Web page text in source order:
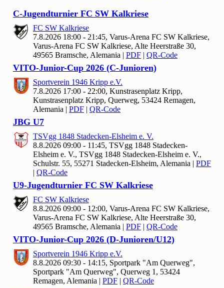
C-Jugendturnier FC SW Kalkriese
FC SW Kalkriese
7.8.2026 18:00 - 21:45, Varus-Arena FC SW Kalkriese,
Varus-Arena FC SW Kalkriese, Alte Heerstraße 30,
49565 Bramsche, Alemania | PDF | QR-Code
VITO-Junior-Cup 2026 (C-Junioren)
Sportverein 1946 Kripp e.V.
7.8.2026 17:00 - 22:00, Kunstrasenplatz Kripp,
Kunstrasenplatz Kripp, Querweg, 53424 Remagen,
Alemania | PDF | QR-Code
JBG U7
TSVgg 1848 Stadecken-Elsheim e. V.
8.8.2026 09:00 - 11:45, TSVgg 1848 Stadecken-
Elsheim e. V., TSVgg 1848 Stadecken-Elsheim e. V.,
Schulstr. 55, 55271 Stadecken-Elsheim, Alemania | PDF
| QR-Code
U9-Jugendturnier FC SW Kalkriese
FC SW Kalkriese
8.8.2026 09:00 - 12:00, Varus-Arena FC SW Kalkriese,
Varus-Arena FC SW Kalkriese, Alte Heerstraße 30,
49565 Bramsche, Alemania | PDF | QR-Code
VITO-Junior-Cup 2026 (D-Junioren/U12)
Sportverein 1946 Kripp e.V.
8.8.2026 09:30 - 14:15, Sportpark "Am Querweg",
Sportpark "Am Querweg", Querweg 1, 53424
Remagen, Alemania
PDF QR-Code